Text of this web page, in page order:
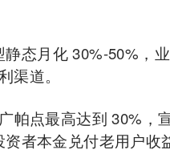
态月化 30%-50%，
渠道。
帕点最高达到 30%，
者本金兑付老用户收